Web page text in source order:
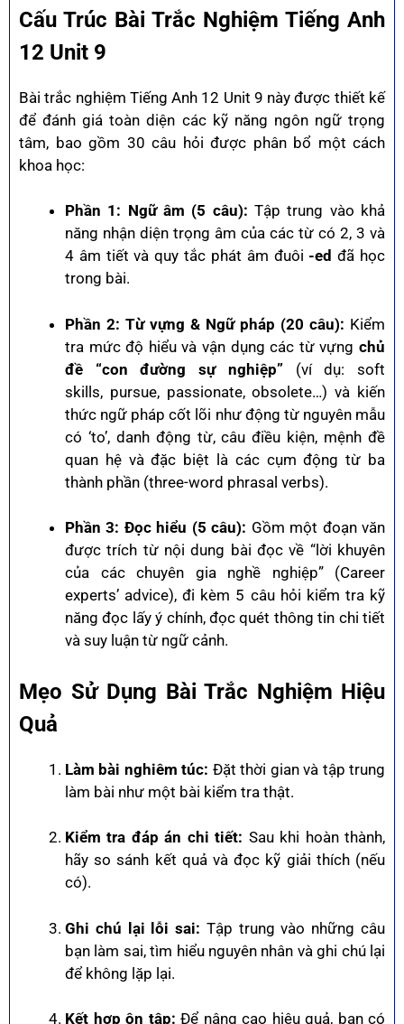
Cấu Trúc Bài Trắc Nghiệm Tiếng Anh
12 Unit 9
Bài trắc nghiệm Tiếng Anh 12 Unit 9 này được thiết kế
để đánh giá toàn diện các kỹ năng ngôn ngữ trọng
tâm, bao gồm 30 câu hỏi được phân bổ một cách
khoa học:
Phần 1: Ngữ âm (5 câu): Tập trung vào khả
năng nhận diện trọng âm của các từ có 2, 3 và
4 âm tiết và quy tắc phát âm đuôi -ed đã học
trong bài.
Phần 2: Từ vựng & Ngữ pháp (20 câu): Kiểm
tra mức độ hiểu và vận dụng các từ vựng chủ
đề “con đường sự nghiệp” (ví dụ:soft
skills, pursue, passionate,obsolete…) và kiến
thức ngữ pháp cốt lõi như động từ nguyên mẫu
có ‘to’, danh động từ, câu điều kiện, mệnh đề
quan hệ và đặc biệt là các cụm động từ ba
thành phần (three-word phrasal verbs).
Phần 3: Đọc hiểu (5 câu): Gồm một đoạn văn
được trích từ nội dung bài đọc về “lời khuyên
của các chuyên gia nghề nghiệp” (Career
experts’ advice), đi kèm 5 câu hỏi kiểm tra kỹ
năng đọc lấy ý chính, đọc quét thông tin chi tiết
và suy luận từ ngữ cảnh.
Mẹo Sử Dụng Bài Trắc Nghiệm Hiệu
Quả
Làm bài nghiêm túc: Đặt thời gian và tập trung
làm bài như một bài kiểm tra thật.
Kiểm tra đáp án chi tiết: Sau khi hoàn thành,
hãy so sánh kết quả và đọc kỹ giải thích (nếu
có).
Ghi chú lại lỗi sai: Tập trung vào những câu
bạn làm sai, tìm hiểu nguyên nhân và ghi chú lại
để không lặp lại.
Kết hợp ôn tập: Để nâng cao hiệu quả, bạn có